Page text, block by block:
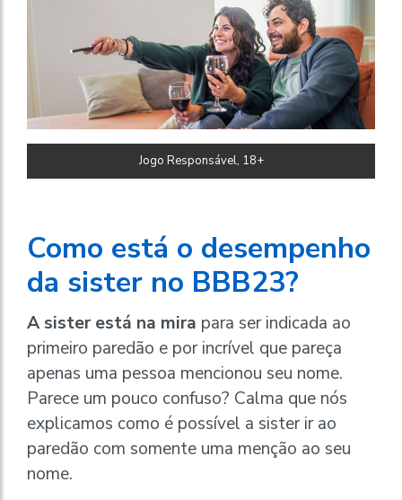
Jogo Responsável, 18+
Como está o desempenho
da sister no BBB23?
A sister está na mira para ser indicada ao
primeiro paredão e por incrível que pareça
apenas uma pessoa mencionou seu nome.
Parece um pouco confuso? Calma que nós
explicamos como é possível a sister ir ao
paredão com somente uma menção ao seu
nome.